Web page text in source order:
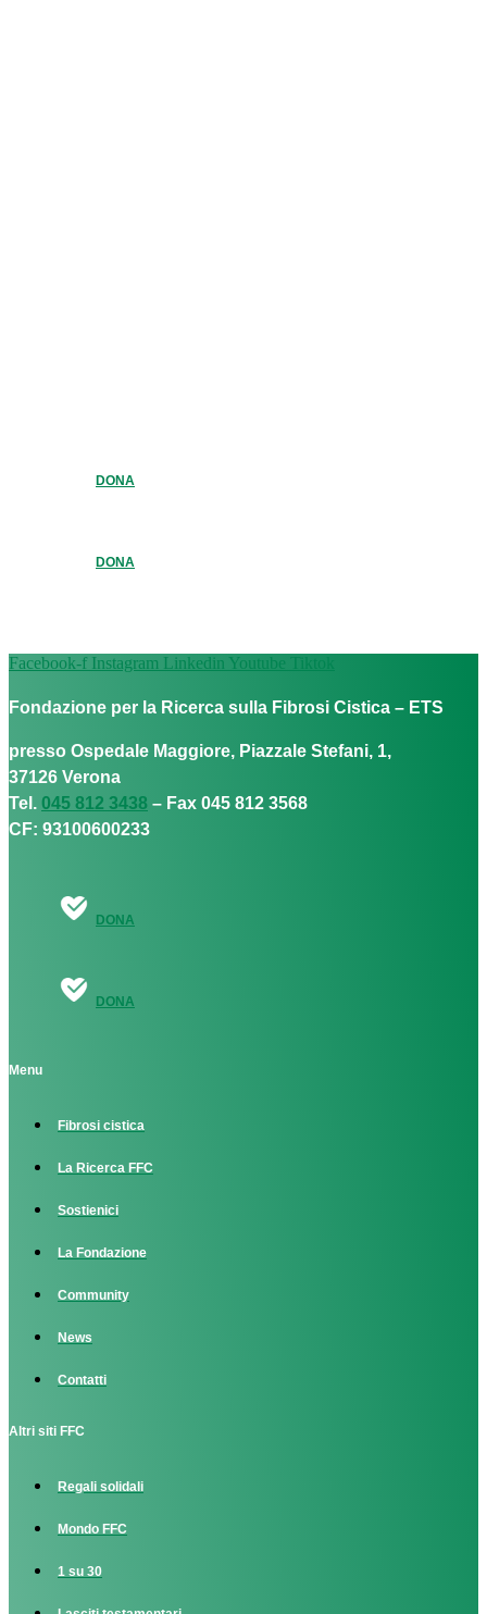
DONA
DONA
Facebook-f Instagram Linkedin Youtube Tiktok
Fondazione per la Ricerca sulla Fibrosi Cistica – ETS
presso Ospedale Maggiore, Piazzale Stefani, 1,
37126 Verona
Tel. 045 812 3438 – Fax 045 812 3568
CF: 93100600233
DONA
DONA
Menu
Fibrosi cistica
La Ricerca FFC
Sostienici
La Fondazione
Community
News
Contatti
Altri siti FFC
Regali solidali
Mondo FFC
1 su 30